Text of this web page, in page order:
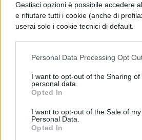
Gestisci opzioni è possibile accedere
e rifiutare tutti i cookie (anche di
userai solo i cookie tecnici di default.
Personal Data Processing Opt
I want to opt-out of the Sharing of
personal data.
Opted In
I want to opt-out of the Sale of my
Personal Data.
Opted In
TI POTREBBE
minori di